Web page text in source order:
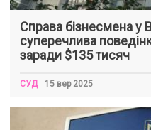
Справа бізнесмена у
суперечлива
заради $135 тисяч
СУД 15 вер 2025